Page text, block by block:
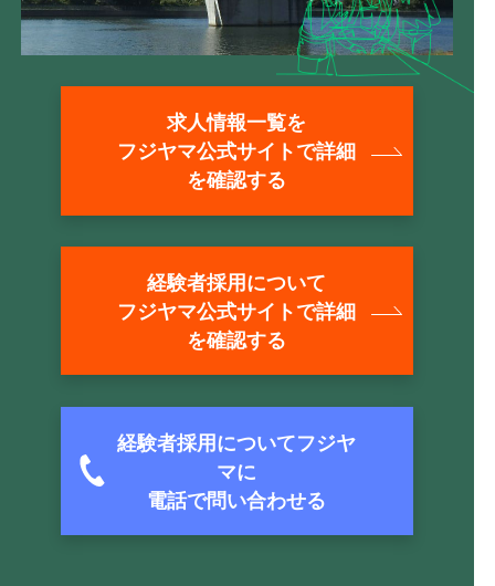
求人情報一覧を
フジヤマ公式サイトで詳細
を確認する
経験者採用について
フジヤマ公式サイトで詳細
を確認する
経験者採用についてフジヤ
マに
電話で問い合わせる